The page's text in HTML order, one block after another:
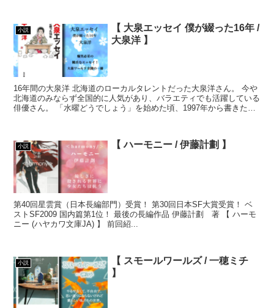
小説
【 大泉エッセイ 僕が綴った16年 /
大泉洋 】
16年間の大泉洋 北海道のローカルタレントだった大泉洋さん。 今や
北海道のみならず全国的に人気があり、バラエティでも活躍している
俳優さん。 「水曜どうでしょう」を始めた頃、1997年から書きた
小説 【 ハーモニー / 伊藤計劃 】
第40回星雲賞（日本長編部門）受賞！ 第30回日本SF大賞受賞！ ベ
ストSF2009 国内篇第1位！ 最後の長編作品 伊藤計劃 著 【 ハーモ
ニー (ハヤカワ文庫JA) 】 前回紹...
小説
【 スモールワールズ / 一穂ミチ
】